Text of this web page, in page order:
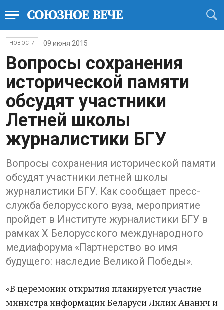
НОВОСТИ 09 июня 2015
Вопросы сохранения
исторической памяти
обсудят участники
Летней школы
журналистики БГУ
Вопросы сохранения исторической памяти
обсудят участники летней школы
журналистики БГУ. Как сообщает пресс-
служба белорусского вуза, мероприятие
пройдет в Институте журналистики БГУ в
рамках X Белорусского международного
медиафорума «Партнерство во имя
будущего: наследие Великой Победы».
«В церемонии открытия планируется участие
министра информации Беларуси Лилии Ананич и